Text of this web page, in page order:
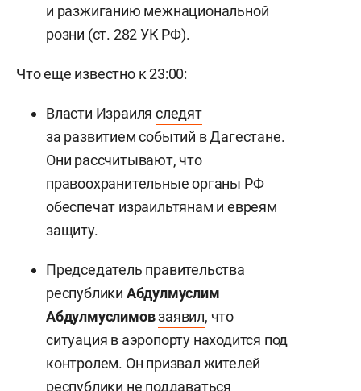
и разжиганию межнациональной
розни (ст. 282 УК РФ).
Что еще известно к 23:00:
Власти Израиляследят
за развитием событий в Дагестане.
Они рассчитывают, что
правоохранительные органы РФ
обеспечат израильтянам и евреям
защиту.
Председатель правительства
республики Абдулмуслим
Абдулмуслимовзаявил, что
ситуация в аэропорту находится под
контролем. Он призвал жителей
республики не поддаваться